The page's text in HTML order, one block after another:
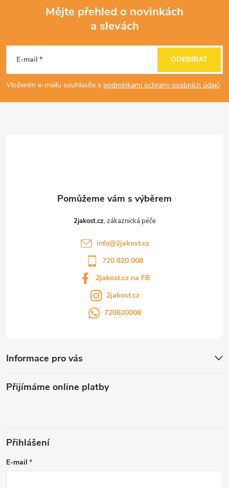
p
a
Mějte přehled o novinkách
a slevách
E-mail
Vložením e-mailu souhlasíte s podmínkami ochrany osobních údajů
ODEBÍRAT
2jakost.cz
info@2jakost.cz
720 820 008
2jakost.cz na FB
2jakost.cz
720820008
Informace pro vás
Přijímáme online platby
Přihlášení
E-mail